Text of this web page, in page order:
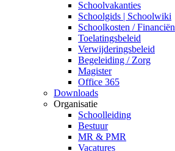
Schoolvakanties
Schoolgids | Schoolwiki
Schoolkosten / Financiën
Toelatingsbeleid
Verwijderingsbeleid
Begeleiding / Zorg
Magister
Office 365
Downloads
Organisatie
Schoolleiding
Bestuur
MR & PMR
Vacatures